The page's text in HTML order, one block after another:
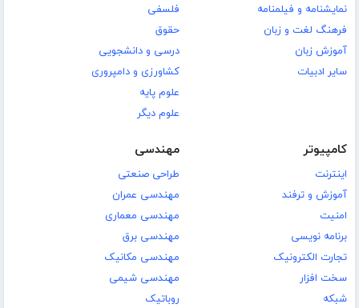
نمایشنامه و فیلمنامه
فرهنگ لغت و زبان
آموزش زبان
سایر ادبیات
فلسفی
حقوق
درسی و دانشجویی
کشاورزی و دامپروری
علوم پایه
علوم دیگر
کامپیوتر
اینترنت
آموزش و ترفند
امنیت
برنامه نویسی
تجارت الکترونیک
سخت افزار
شبکه
مهندسی
طراحی صنعتی
مهندسی عمران
مهندسی معماری
مهندسی برق
مهندسی مکانیک
مهندسی شیمی
روباتیک